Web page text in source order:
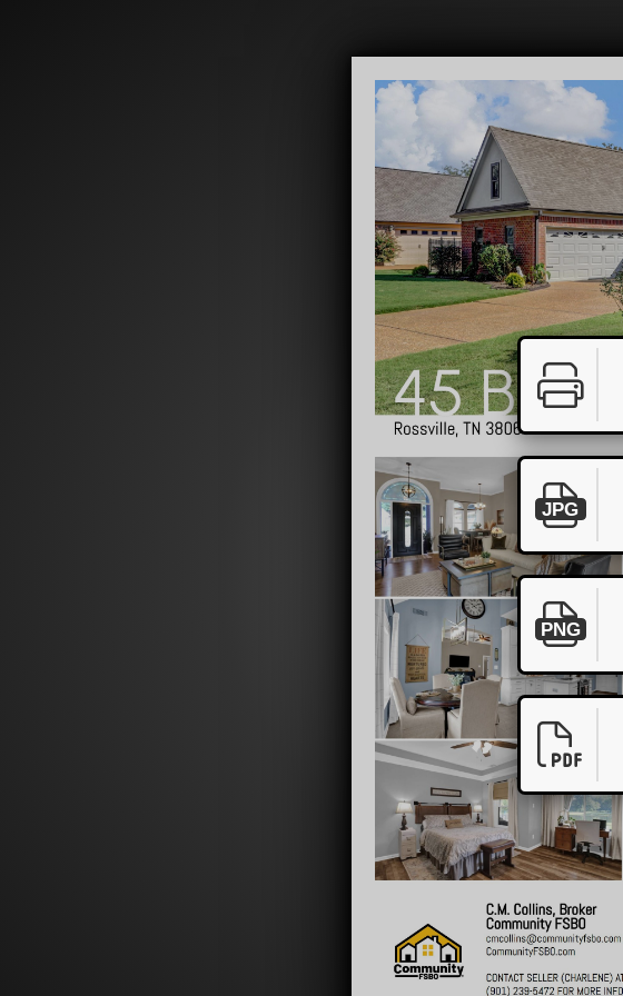
JPG
PNG